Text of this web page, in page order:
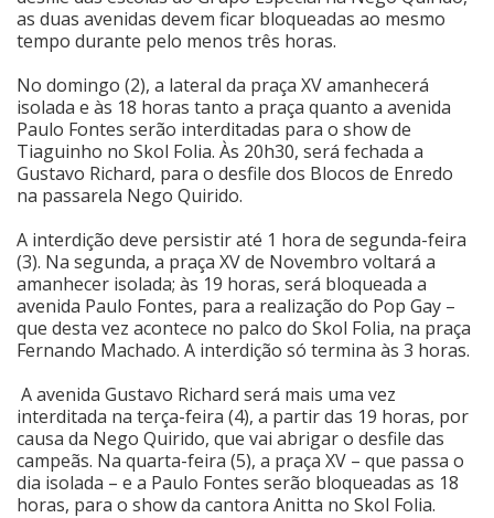
as duas avenidas devem ficar bloqueadas ao mesmo
tempo durante pelo menos três horas.
No domingo (2), a lateral da praça XV amanhecerá
isolada e às 18 horas tanto a praça quanto a avenida
Paulo Fontes serão interditadas para o show de
Tiaguinho no Skol Folia. Às 20h30, será fechada a
Gustavo Richard, para o desfile dos Blocos de Enredo
na passarela Nego Quirido.
A interdição deve persistir até 1 hora de segunda-feira
(3). Na segunda, a praça XV de Novembro voltará a
amanhecer isolada; às 19 horas, será bloqueada a
avenida Paulo Fontes, para a realização do Pop Gay –
que desta vez acontece no palco do Skol Folia, na praça
Fernando Machado. A interdição só termina às 3 horas.
A avenida Gustavo Richard será mais uma vez
interditada na terça-feira (4), a partir das 19 horas, por
causa da Nego Quirido, que vai abrigar o desfile das
campeãs. Na quarta-feira (5), a praça XV – que passa o
dia isolada – e a Paulo Fontes serão bloqueadas as 18
horas, para o show da cantora Anitta no Skol Folia.